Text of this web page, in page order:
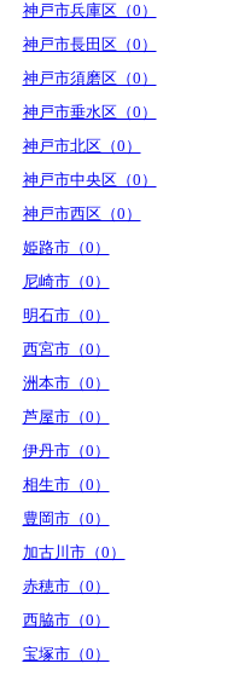
神戸市兵庫区（0）
神戸市長田区（0）
神戸市須磨区（0）
神戸市垂水区（0）
神戸市北区（0）
神戸市中央区（0）
神戸市西区（0）
姫路市（0）
尼崎市（0）
明石市（0）
西宮市（0）
洲本市（0）
芦屋市（0）
伊丹市（0）
相生市（0）
豊岡市（0）
加古川市（0）
赤穂市（0）
西脇市（0）
宝塚市（0）